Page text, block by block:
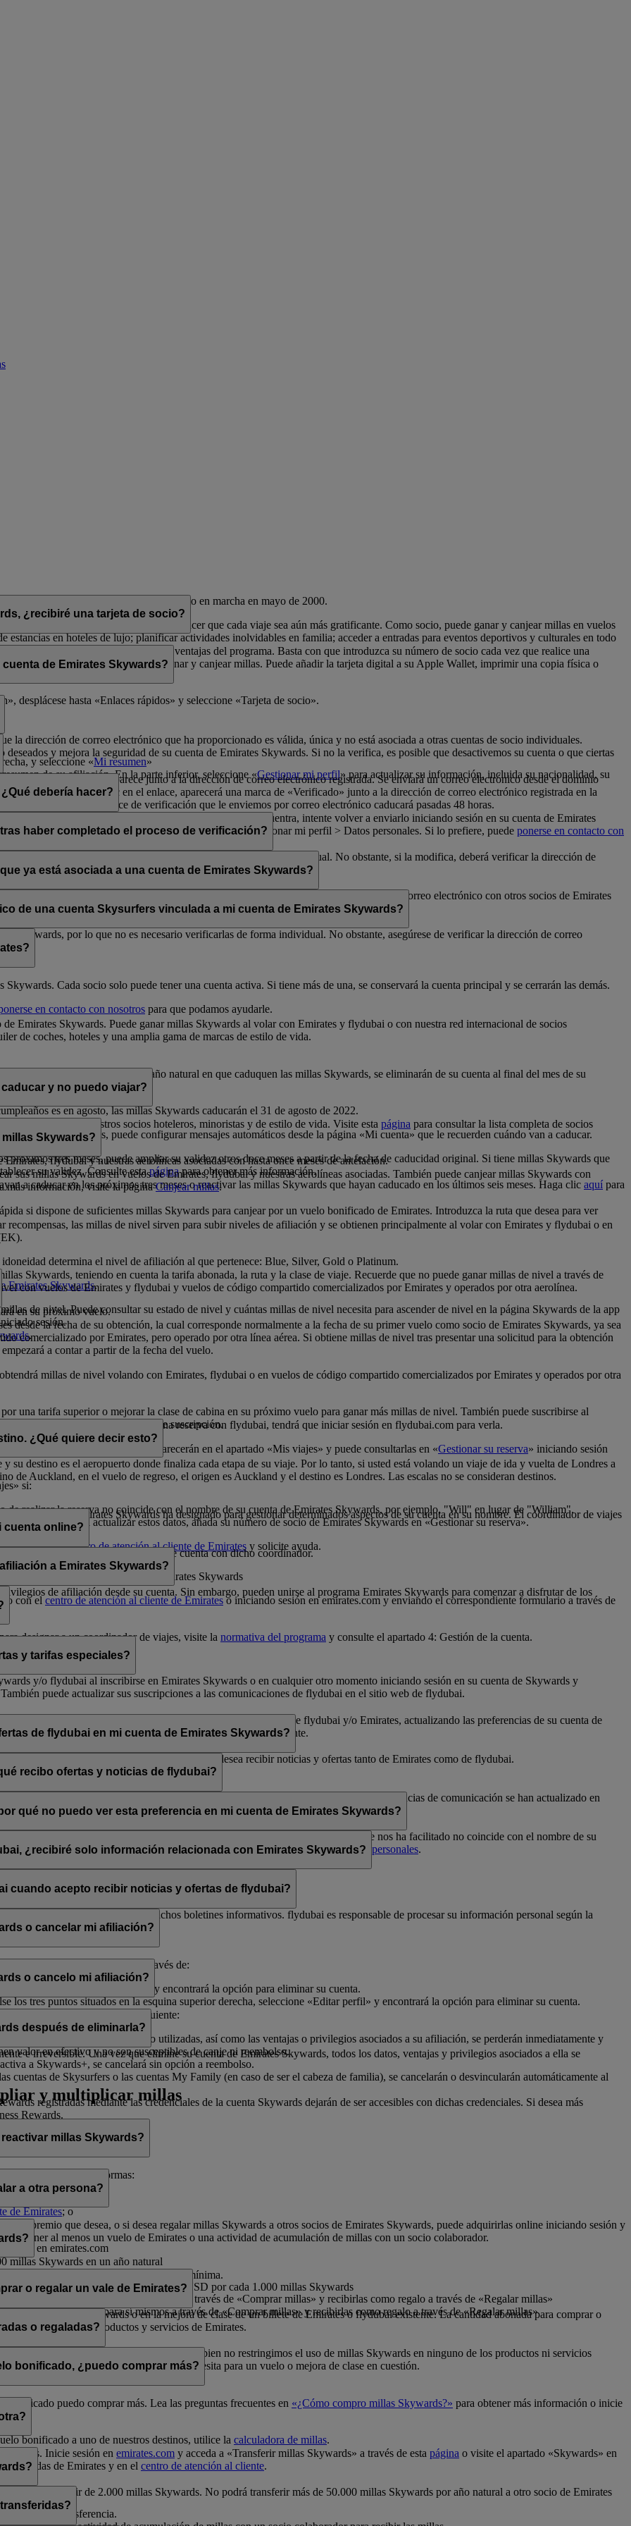
las aerolíneas Emirates y flydubai, puesto en marcha en mayo de 2000.
para complementar su estilo de vida y hacer que cada viaje sea aún más gratificante. Como socio, puede ganar y canjear millas en vuelos
estancias en hoteles de lujo; planificar actividades inolvidables en familia; acceder a entradas para eventos deportivos y culturales en todo
y sus exclusivas ventajas.
¿recibiré una tarjeta de socio?
para poder disfrutar de todas las ventajas del programa. Basta con que introduzca su número de socio cada vez que realice una
de Emirates Skywards para ganar y canjear millas. Puede añadir la tarjeta digital a su Apple Wallet, imprimir una copia física o
desplácese hasta «Enlaces rápidos» y seleccione «Tarjeta de socio».
de Emirates Skywards?
y seleccione «Mi resumen»
de su afiliación. En la parte inferior, seleccione «Gestionar mi perfil» para actualizar su información, incluida su nacionalidad, su
Skywards.
situados en la esquina superior derecha de la pantalla.
la dirección de correo electrónico que ha proporcionado es válida, única y no está asociada a otras cuentas de socio individuales.
y mejora la seguridad de su cuenta de Emirates Skywards. Si no la verifica, es posible que desactivemos su cuenta o que ciertas
«Verificar» que aparece junto a la dirección de correo electrónico registrada. Se enviará un correo electrónico desde el dominio
Al hacer clic en el enlace, aparecerá una marca de «Verificado» junto a la dirección de correo electrónico registrada en la
en cuenta que el enlace de verificación que le enviemos por correo electrónico caducará pasadas 48 horas.
debería hacer?
los mensajes se filtran de forma incorrecta. Si no lo encuentra, intente volver a enviarlo iniciando sesión en su cuenta de Emirates
la opción «Verificar» en la sección Mi resumen > Gestionar mi perfil > Datos personales. Si lo prefiere, puede ponerse en contacto con
haber completado el proceso de verificación?
y única aunque haya verificado su dirección de correo electrónico actual. No obstante, si la modifica, deberá verificar la dirección de
ya está asociada a una cuenta de Emirates Skywards?
a direcciones de correo electrónico que no estén en uso. Si comparte su dirección de correo electrónico con otros socios de Emirates
Póngase en contacto con nosotrospara obtener ayuda.
de una cuenta Skysurfers vinculada a mi cuenta de Emirates Skywards?
Skywards, por lo que no es necesario verificarlas de forma individual. No obstante, asegúrese de verificar la dirección de correo
Skywards. Cada socio solo puede tener una cuenta activa. Si tiene más de una, se conservará la cuenta principal y se cerrarán las demás.
en contacto con nosotros para que podamos ayudarle.
de Emirates Skywards. Puede ganar millas Skywards al volar con Emirates y flydubai o con nuestra red internacional de socios
de coches, hoteles y una amplia gama de marcas de estilo de vida.
fecha en que se obtienen. En el año natural en que caduquen las millas Skywards, se eliminarán de su cuenta al final del mes de su
es en agosto, las millas Skywards caducarán el 31 de agosto de 2022.
próximos doce meses, puede configurar mensajes automáticos desde la página «Mi cuenta» que le recuerden cuándo van a caducar.
próximos tres meses, puede ampliar su validez otros doce meses a partir de la fecha de caducidad original. Si tiene millas Skywards que
su validez. Consulte estapáginapara obtener más información.
y no puedo viajar?
en premios con nuestros socios hoteleros, minoristas y de estilo de vida. Visite esta página para consultar la lista completa de socios
flydubai y nuestras aerolíneas asociadas con hasta once meses de antelación.
a caducar en los próximos tres meses o reactivar las millas Skywards que hayan caducado en los últimos seis meses. Haga clic aquí para
Skywards?
sus millas Skywards en vuelos de Emirates, flydubai y nuestras aerolíneas asociadas. También puede canjear millas Skywards con
más información, visite la páginaCanjear millas.
si dispone de suficientes millas Skywards para canjear por un vuelo bonificado de Emirates. Introduzca la ruta que desea para ver
recompensas, las millas de nivel sirven para subir niveles de afiliación y se obtienen principalmente al volar con Emirates y flydubai o en
determina el nivel de afiliación al que pertenece: Blue, Silver, Gold o Platinum.
Emirates Skywards.
de nivel. Puede consultar su estado de nivel y cuántas millas de nivel necesita para ascender de nivel en la página Skywards de la app
sesión.
Skywards, teniendo en cuenta la tarifa abonada, la ruta y la clase de viaje. Recuerde que no puede ganar millas de nivel a través de
con vuelos de Emirates y flydubai y vuelos de código compartido comercializados por Emirates y operados por otra aerolínea.
en su próximo vuelo.
.
desde la fecha de su obtención, la cual corresponde normalmente a la fecha de su primer vuelo como socio de Emirates Skywards, ya sea
comercializado por Emirates, pero operado por otra línea aérea. Si obtiene millas de nivel tras presentar una solicitud para la obtención
a contar a partir de la fecha del vuelo.
millas de nivel volando con Emirates, flydubai o en vuelos de código compartido comercializados por Emirates y operados por otra
una tarifa superior o mejorar la clase de cabina en su próximo vuelo para ganar más millas de nivel. También puede suscribirse al
millas de nivel durante el período de suscripción.
con Emirates. Si dispone de una reserva con flydubai, tendrá que iniciar sesión en flydubai.com para verla.
con millas Skywards) también aparecerán en el apartado «Mis viajes» y puede consultarlas en «Gestionar su reserva» iniciando sesión
si:
de realizar la reserva no coincide con el nombre de su cuenta de Emirates Skywards, por ejemplo, "Will" en lugar de "William".
a la reserva. Para actualizar estos datos, añada su número de socio de Emirates Skywards en «Gestionar su reserva».
llame a uncentro de atención al cliente de Emirates y solicite ayuda.
¿Qué quiere decir esto?
y su destino es el aeropuerto donde finaliza cada etapa de su viaje. Por lo tanto, si usted está volando un viaje de ida y vuelta de Londres a
de Auckland, en el vuelo de regreso, el origen es Auckland y el destino es Londres. Las escalas no se consideran destinos.
un socio de Emirates Skywards ha designado para gestionar determinados aspectos de su cuenta en su nombre. El coordinador de viajes
con la afiliación del socio a Emirates Skywards
con el centro de atención al cliente de Emirateso iniciando sesión en emirates.com y enviando el correspondiente formulario a través de
designar a un coordinador de viajes, visite la normativa del programa y consulte el apartado 4: Gestión de la cuenta.
cuenta online?
que comparta sus credenciales de cuenta con dicho coordinador.
a Emirates Skywards?
de afiliación desde su cuenta. Sin embargo, pueden unirse al programa Emirates Skywards para comenzar a disfrutar de los
y tarifas especiales?
y/o flydubai al inscribirse en Emirates Skywards o en cualquier otro momento iniciando sesión en su cuenta de Skywards y
puede actualizar sus suscripciones a las comunicaciones de flydubai en el sitio web de flydubai.
de baja» que encontrará al final de los correos electrónicos de flydubai y/o Emirates, actualizando las preferencias de su cuenta de
a través de su chat en directo o su centro de atención al cliente.
de flydubai en mi cuenta de Emirates Skywards?
flydubai. Por tanto, tiene la opción de decidir si desea recibir noticias y ofertas tanto de Emirates como de flydubai.
recibo ofertas y noticias de flydubai?
a las noticias y ofertas de Emirates, Emirates Skywards o flydubai. Sus preferencias de comunicación se han actualizado en
qué no puedo ver esta preferencia en mi cuenta de Emirates Skywards?
está asociada con varios números de socio de Emirates Skywards o el nombre que nos ha facilitado no coincide con el nombre de su
Skywards y actualice sus suscripciones por correo electrónico enPreferencias personales.
¿recibiré solo información relacionada con Emirates Skywards?
cuando acepto recibir noticias y ofertas de flydubai?
con el fin de enviarle dichos boletines informativos. flydubai es responsable de procesar su información personal según la
o cancelar mi afiliación?
en cualquier momento a través de:
» y encontrará la opción para eliminar su cuenta.
los tres puntos situados en la esquina superior derecha, seleccione «Editar perfil» y encontrará la opción para eliminar su cuenta.
o cancelo mi afiliación?
afiliación, tenga en cuenta lo siguiente:
Skywards y recompensas no utilizadas, así como las ventajas o privilegios asociados a su afiliación, se perderán inmediatamente y
valor en efectivo y no son susceptibles de canje ni reembolso.
a Skywards+, se cancelará sin opción a reembolso.
cuentas de Skysurfers o las cuentas My Family (en caso de ser el cabeza de familia), se cancelarán o desvincularán automáticamente al
registradas mediante las credenciales de la cuenta Skywards dejarán de ser accesibles con dichas credenciales. Si desea más
Rewards.
después de eliminarla?
e irreversible. Una vez que elimine su cuenta de Emirates Skywards, todos los datos, ventajas y privilegios asociados a ella se
y multiplicar millas
millas Skywards?
de las siguientes formas:
de Emirates; o
sesión en emirates.com
a otra persona?
el premio que desea, o si desea regalar millas Skywards a otros socios de Emirates Skywards, puede adquirirlas online iniciando sesión y
tener al menos un vuelo de Emirates o una actividad de acumulación de millas con un socio colaborador.
millas Skywards en un año natural
por cada transacción, a un precio de 30 USD por cada 1.000 millas Skywards
de 1.000, siendo 2.000 la cantidad mínima.
millas en un año natural para sí mismos a través de «Comprar millas» y recibirlas como regalo a través de «Regalar millas»
en un año natural para sí mismos a través de «Comprar millas» y recibirlas como regalo a través de «Regalar millas»
o regalar un vale de Emirates?
en vuelos Classic Rewards o en la mejora de clase de un billete de Emirates o flydubai existente. La cantidad abonada para comprar o
para la compra de productos y servicios de Emirates.
o regaladas?
Classic Rewards y mejoras de clase. Si bien no restringimos el uso de millas Skywards en ninguno de los productos ni servicios
de millaspara comprobar cuántas millas necesita para un vuelo o mejora de clase en cuestión.
bonificado, ¿puedo comprar más?
puedo comprar más. Lea las preguntas frecuentes en «¿Cómo compro millas Skywards?» para obtener más información o inicie
bonificado a uno de nuestros destinos, utilice la calculadora de millas.
Inicie sesión en emirates.com y acceda a «Transferir millas Skywards» a través de esta página o visite el apartado «Skywards» en
tiendas de Emirates y en el centro de atención al cliente.
a realizar la transferencia.
siempre a partir de 2.000 millas Skywards. No podrá transferir más de 50.000 millas Skywards por año natural a otro socio de Emirates